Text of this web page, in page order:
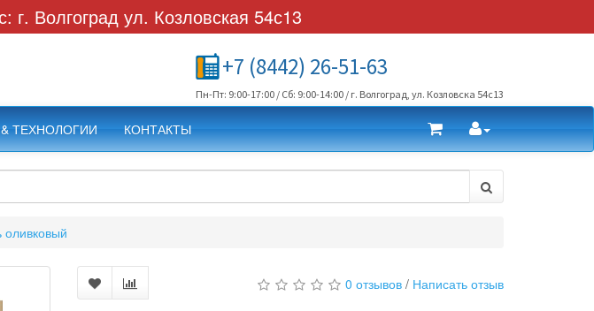
Волгоград ул. Козловская 54с13
+7 (8442) 26-51-63
Пн-Пт: 9:00-17:00 / Сб: 9:00-14:00 / г. Волгоград, ул. Козловска 54с13
ТЕХНОЛОГИИ КОНТАКТЫ
0 отзывов / Написать отзыв